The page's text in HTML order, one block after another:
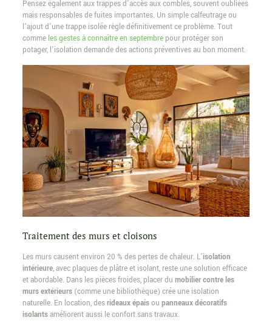
Pensez également aux trappes d’accès aux combles, souvent oubliées
mais responsables de fuites importantes. Un simple calfeutrage ou
l’ajout d’une trappe isolée règle définitivement ce problème. Tout
comme les gestes à connaître en septembrepour protéger son
potager, l’isolation demande des actions préventives au bon moment.
Traitement des murs et cloisons
Les murs causent environ 20 % des pertes de chaleur. L’isolation
intérieure, avec plaques de plâtre et isolant, reste une solution efficace
et abordable. Dans les pièces froides, placer du mobilier contre les
murs extérieurs(comme une bibliothèque) crée une isolation
naturelle. En location, desrideaux épaisou panneaux décoratifs
isolantsaméliorent aussi le confort sans travaux.